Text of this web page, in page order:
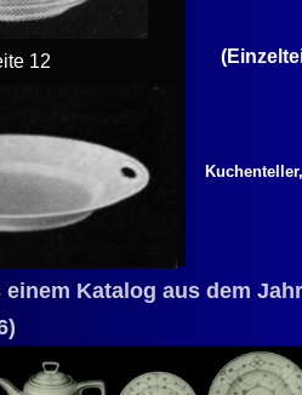
12
Katalog aus dem